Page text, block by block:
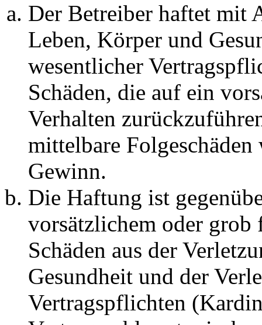
Der Betreiber haftet mit
Leben, Körper und
wesentlicher
Schäden, die auf ein
Verhalten
mittelbare Folgeschäden
Gewinn.
Die Haftung ist
vorsätzlichem oder grob
Schäden aus der
Gesundheit und der
Vertragspflichten